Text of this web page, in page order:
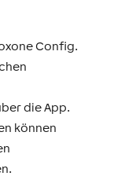
Config.
die App.
können